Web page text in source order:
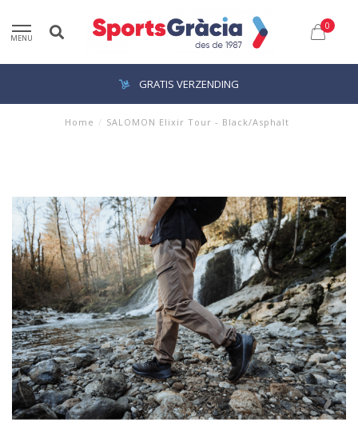
MENU
0
GRATIS VERZENDING
Home / SALOMON Elixir Tour - Black/Asphalt